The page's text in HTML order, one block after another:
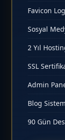
Favicon
Sosyal
2 Yıl
SSL
Admin
Blog
90 Gün